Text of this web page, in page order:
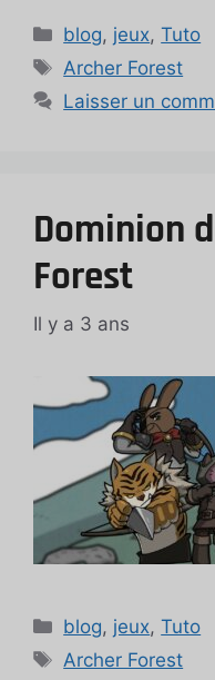
Catégories
blog, jeux,Tuto
Étiquettes
Archer Forest
Laisser un
Dominion
Forest
Il y a 3 ans
Catégories
blog, jeux,Tuto
Étiquettes
Archer Forest